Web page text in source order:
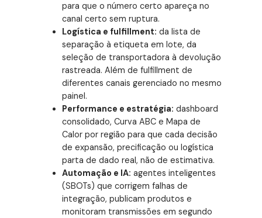
para que o número certo apareça no
canal certo sem ruptura.
Logística e fulfillment: da lista de
separação à etiqueta em lote, da
seleção de transportadora à devolução
rastreada. Além de fulfillment de
diferentes canais gerenciado no mesmo
painel.
Performance e estratégia: dashboard
consolidado, Curva ABC e Mapa de
Calor por região para que cada decisão
de expansão, precificação ou logística
parta de dado real, não de estimativa.
Automação e IA: agentes inteligentes
(SBOTs) que corrigem falhas de
integração, publicam produtos e
monitoram transmissões em segundo